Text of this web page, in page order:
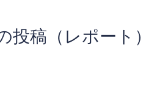
投稿（レポート